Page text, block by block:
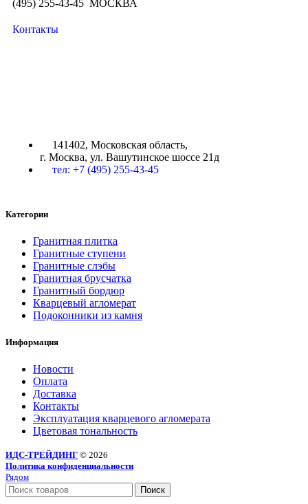
(495) 255-43-45 МОСКВА
Контакты
141402, Московская область,
г. Москва, ул. Вашутинское шоссе 21д
тел: +7 (495) 255-43-45
Категории
Гранитная плитка
Гранитные ступени
Гранитные слэбы
Гранитная брусчатка
Гранитный бордюр
Кварцевый агломерат
Подоконники из камня
Информация
Новости
Оплата
Доставка
Контакты
Эксплуатация кварцевого агломерата
Цветовая тональность
ИДС-ТРЕЙДИНГ © 2026
Политика конфиденциальности
Рядом
Поиск